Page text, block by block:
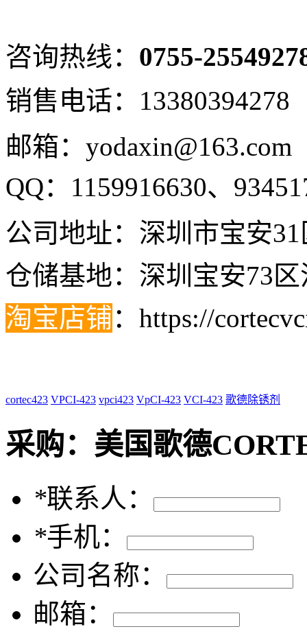
咨询热线： 0755-
销售电话： 13380394278
邮箱：yodaxin@163.com
QQ： 1159916630、
公司地址：深圳市宝安
仓储基地：深圳宝安73
淘宝店铺： https://
cortec423 VPCI-423 vpci423 VpCI-423 VCI-423 歌德除锈剂
采购： 美国歌德
*联系人：
*手机：
公司名称：
邮箱：